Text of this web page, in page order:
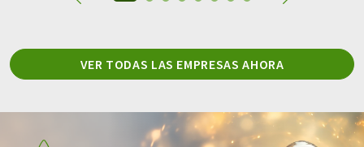
VER TODAS LAS EMPRESAS AHORA